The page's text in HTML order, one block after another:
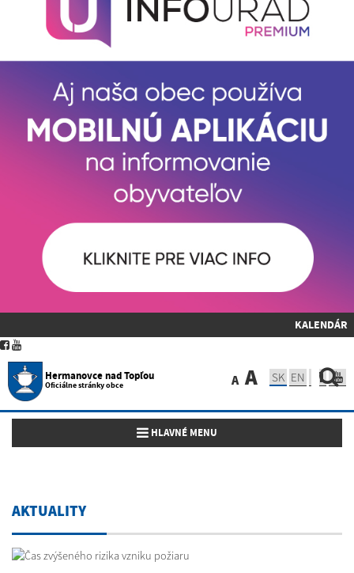
KALENDÁR
Hermanovce nad Topľou
Oficiálne stránky obce A A SK EN
Toggle navigation
HLAVNÉ MENU
AKTUALITY